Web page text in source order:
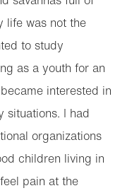
life was not the
to study
as a youth for an
interested in
situations. I had
organizations
children living in
pain at the